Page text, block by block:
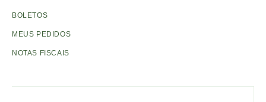
BOLETOS
MEUS PEDIDOS
NOTAS FISCAIS